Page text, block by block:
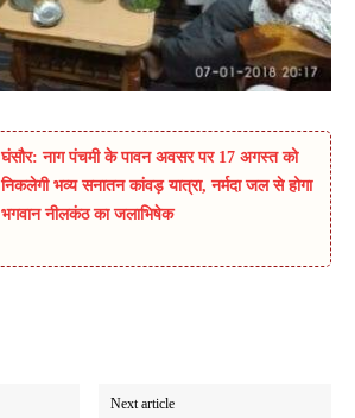
घंसौर: नाग पंचमी के पावन अवसर पर 17 अगस्त को
निकलेगी भव्य सनातन कांवड़ यात्रा, नर्मदा जल से होगा
भगवान नीलकंठ का जलाभिषेक
Next article